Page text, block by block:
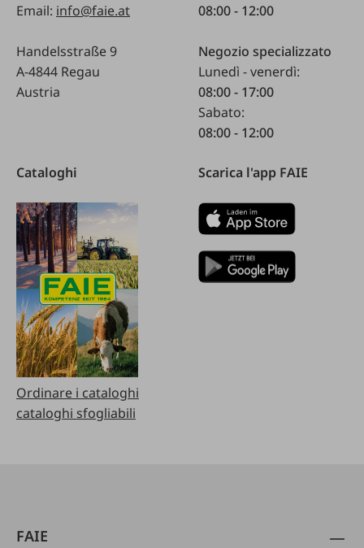
Email: info@faie.at
Handelsstraße 9
A-4844 Regau
Austria
08:00 - 12:00
Negozio specializzato
Lunedì - venerdì:
08:00 - 17:00
Sabato:
08:00 - 12:00
Cataloghi
Ordinare i cataloghi
cataloghi sfogliabili
Scarica l'app FAIE
FAIE